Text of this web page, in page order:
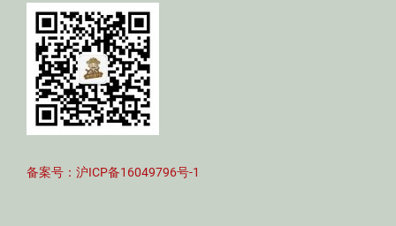
备案号：沪ICP备16049796号-1